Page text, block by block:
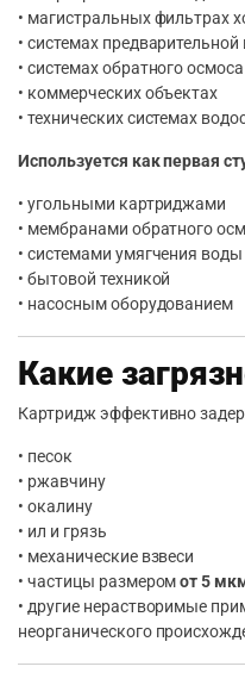
• магистральных фильтрах
• системах
• системах обратного осмоса
• коммерческих объектах
• технических системах
Используется как первая
• угольными картриджами
• мембранами обратного
• системами умягчения воды
• бытовой техникой
• насосным оборудованием
Какие
Картридж эффективно
• песок
• ржавчину
• окалину
• ил и грязь
• механические взвеси
• частицы размеромот 5
• другие нерастворимые
неорганического